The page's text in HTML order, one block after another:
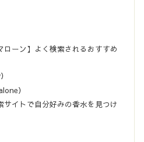
ローン】よく検索されるおすすめ
）
サイトで自分好みの香水を見つけ